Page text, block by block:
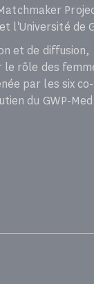
l'Université de
et de
rôle des
par les six
du GWP-